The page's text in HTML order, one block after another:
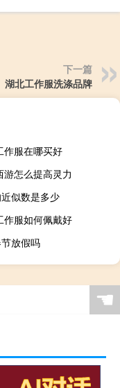
下一篇
湖北工作服洗涤品牌
作服在哪买好
游怎么提高灵力
似数是多少
作服如何佩戴好
放假吗
☚